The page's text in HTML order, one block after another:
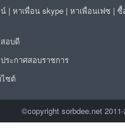
| หาเพื่อน skype | หาเพื่อนเฟซ | ซื้
อบดี
ระกาศสอบราชการ
ไซต์
©copyright sorbdee.net